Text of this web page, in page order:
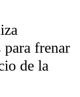
para frenar
de la